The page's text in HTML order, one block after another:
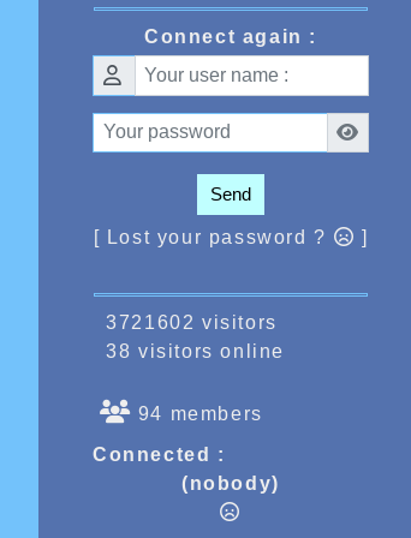
Connect again :
Send
[ Lost your password ? ]
3721602 visitors
38 visitors online
94 members
Connected :
(nobody)